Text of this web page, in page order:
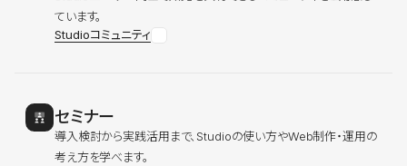
ています。
Studioコミュニティ
セミナー
導入検討から実践活用まで、Studioの使い方やWeb制作・運用の
考え方を学べます。